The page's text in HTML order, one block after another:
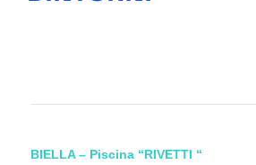
BIELLA – Piscina “RIVETTI “